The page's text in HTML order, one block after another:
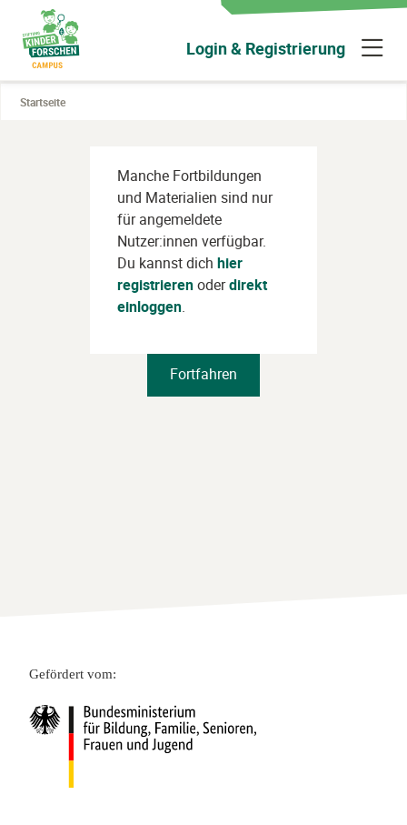
Hauptinhalt
wechseln
Login & Registrierung
Startseite
Manche Fortbildungen
und Materialien sind nur
für angemeldete
Nutzer:innen verfügbar.
Du kannst dichhier
registrierenoderdirekt
einloggen.
Gefördert vom: